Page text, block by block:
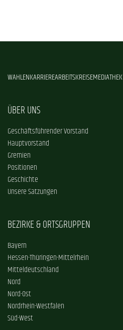
WAHLENKARRIEREARBEITSKREISEMEDIATHEK
ÜBER UNS
Geschäftsführender Vorstand
Hauptvorstand
Gremien
Positionen
Geschichte
Unsere Satzungen
BEZIRKE & ORTSGRUPPEN
Bayern
Hessen-Thüringen-Mittelrhein
Mitteldeutschland
Nord
Nord-Ost
Nordrhein-Westfalen
Süd-West